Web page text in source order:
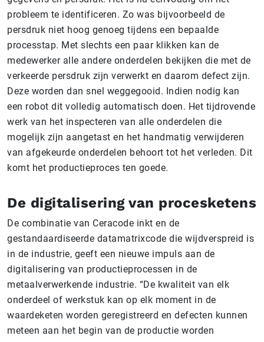
probleem te identificeren. Zo was bijvoorbeeld de
persdruk niet hoog genoeg tijdens een bepaalde
processtap. Met slechts een paar klikken kan de
medewerker alle andere onderdelen bekijken die met de
verkeerde persdruk zijn verwerkt en daarom defect zijn.
Deze worden dan snel weggegooid. Indien nodig kan
een robot dit volledig automatisch doen. Het tijdrovende
werk van het inspecteren van alle onderdelen die
mogelijk zijn aangetast en het handmatig verwijderen
van afgekeurde onderdelen behoort tot het verleden. Dit
komt het productieproces ten goede.
De digitalisering van procesketens
De combinatie van Ceracode inkt en de
gestandaardiseerde datamatrixcode die wijdverspreid is
in de industrie, geeft een nieuwe impuls aan de
digitalisering van productieprocessen in de
metaalverwerkende industrie. “De kwaliteit van elk
onderdeel of werkstuk kan op elk moment in de
waardeketen worden geregistreerd en defecten kunnen
meteen aan het begin van de productie worden